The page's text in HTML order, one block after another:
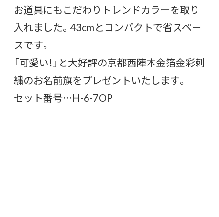
お道具にもこだわりトレンドカラーを取り
入れました。43cmとコンパクトで省スペー
スです。
「可愛い！」と大好評の京都西陣本金箔金彩刺
繍のお名前旗をプレゼントいたします。
セット番号…H-6-7OP